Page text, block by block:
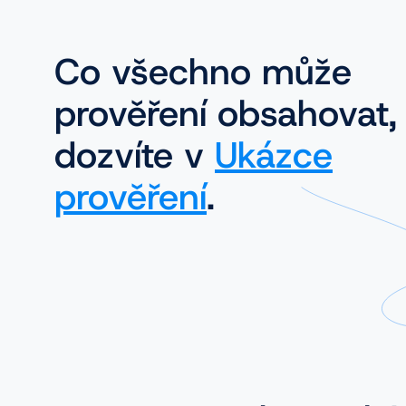
Co všechno může
prověření
dozvíte v Ukázce
prověření.